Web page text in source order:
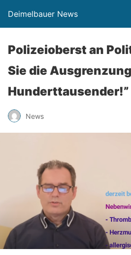
Deimelbauer News
Polizeioberst an
Sie die Ausgrenzung
Hunderttausender!”
News